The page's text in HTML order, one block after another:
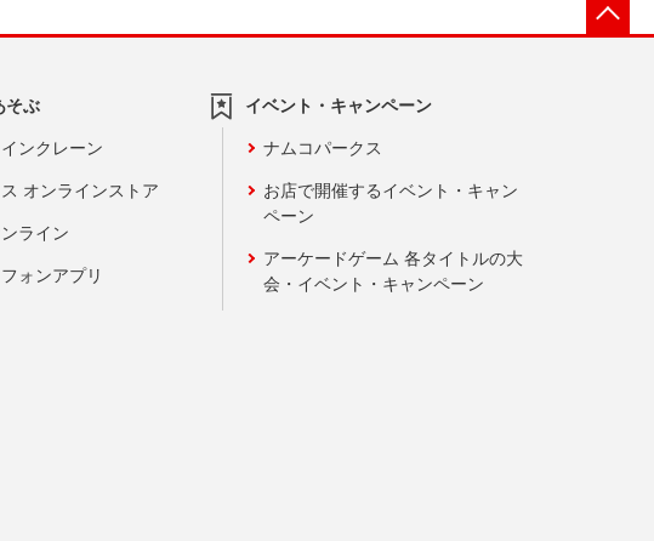
そぶ
ンクレーン
オンラインストア
ライン
ォンアプリ
イベント・キャンペーン
ナムコパークス
お店で開催するイベント・キャン
ペーン
アーケードゲーム 各タイトルの大
会・イベント・キャンペーン